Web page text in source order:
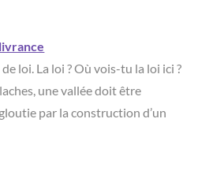
loi. La loi ? Où vois-tu la loi ici ?
une vallée doit être
par la construction d’un